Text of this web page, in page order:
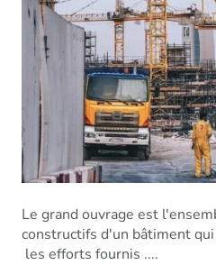
Le grand ouvrage est
constructifs d'un bâtiment
les efforts fournis ....